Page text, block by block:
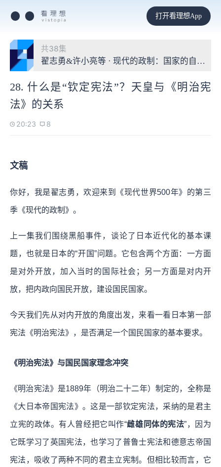
打开看理想App
共38集
翟志勇&许小亮等 · 现代的政制：国家的自我建
28. 什么是“钦定宪法”？天皇与《明治宪
法》的关系
20:23 8
文稿
你好，我是翟志勇，欢迎来到《现代世界500年》的第三
季《现代的政制》。
上一集我们围绕黑船事件，谈论了日本近代化的基本课
题，也就是日本的“开国”问题。它包含两个方面：一方面
是对外开放，加入当时的国际社会；另一方面是对内开
放，把内政向国民开放，建设国民国家。
今天我们先从对内开放的角度出发，来看一看日本第一部
宪法《明治宪法》，是否满足一个国民国家的基本要求。
《明治宪法》与国民国家理念冲突
《明治宪法》是1889年（明治二十二年）制定的，全称是
《大日本帝国宪法》。这是一部钦定宪法，采纳的是君主
立宪的政体。有人曾经把它叫作“雌雄同体的宪法”，因为
它既学习了英国宪法，也学习了普鲁士宪法和德意志帝国
宪法，吸收了两种不同的君主立宪制。但相比较而言，它